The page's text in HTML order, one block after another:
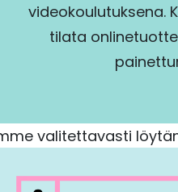
videokoulutuksena.
tilata
valitettavasti